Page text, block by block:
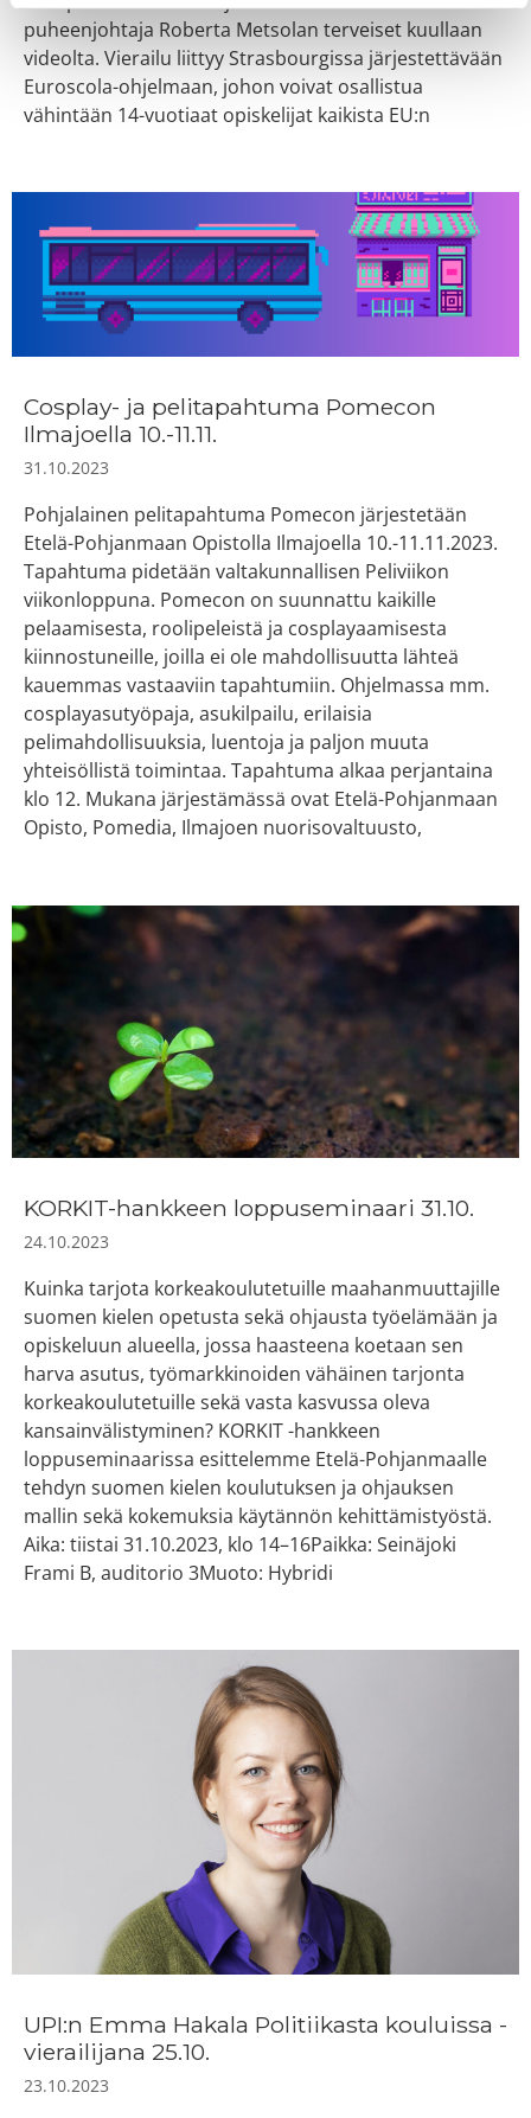
puheenjohtaja Roberta Metsolan terveiset kuullaan
videolta. Vierailu liittyy Strasbourgissa järjestettävään
Euroscola-ohjelmaan, johon voivat osallistua
vähintään 14-vuotiaat opiskelijat kaikista EU:n
Cosplay- ja pelitapahtuma Pomecon
Ilmajoella 10.-11.11.
31.10.2023
Pohjalainen pelitapahtuma Pomecon järjestetään
Etelä-Pohjanmaan Opistolla Ilmajoella 10.-11.11.2023.
Tapahtuma pidetään valtakunnallisen Peliviikon
viikonloppuna. Pomecon on suunnattu kaikille
pelaamisesta, roolipeleistä ja cosplayaamisesta
kiinnostuneille, joilla ei ole mahdollisuutta lähteä
kauemmas vastaaviin tapahtumiin. Ohjelmassa mm.
cosplayasutyöpaja, asukilpailu, erilaisia
pelimahdollisuuksia, luentoja ja paljon muuta
yhteisöllistä toimintaa. Tapahtuma alkaa perjantaina
klo 12. Mukana järjestämässä ovat Etelä-Pohjanmaan
Opisto, Pomedia, Ilmajoen nuorisovaltuusto,
KORKIT-hankkeen loppuseminaari 31.10.
24.10.2023
Kuinka tarjota korkeakoulutetuille maahanmuuttajille
suomen kielen opetusta sekä ohjausta työelämään ja
opiskeluun alueella, jossa haasteena koetaan sen
harva asutus, työmarkkinoiden vähäinen tarjonta
korkeakoulutetuille sekä vasta kasvussa oleva
kansainvälistyminen? KORKIT -hankkeen
loppuseminaarissa esittelemme Etelä-Pohjanmaalle
tehdyn suomen kielen koulutuksen ja ohjauksen
mallin sekä kokemuksia käytännön kehittämistyöstä.
Aika: tiistai 31.10.2023, klo 14–16Paikka: Seinäjoki
Frami B, auditorio 3Muoto: Hybridi
UPI:n Emma Hakala Politiikasta kouluissa -
vierailijana 25.10.
23.10.2023